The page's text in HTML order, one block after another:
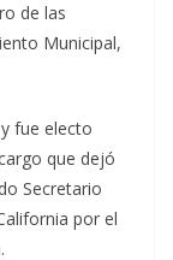
de las
Municipal,
fue electo
que dejó
Secretario
por el